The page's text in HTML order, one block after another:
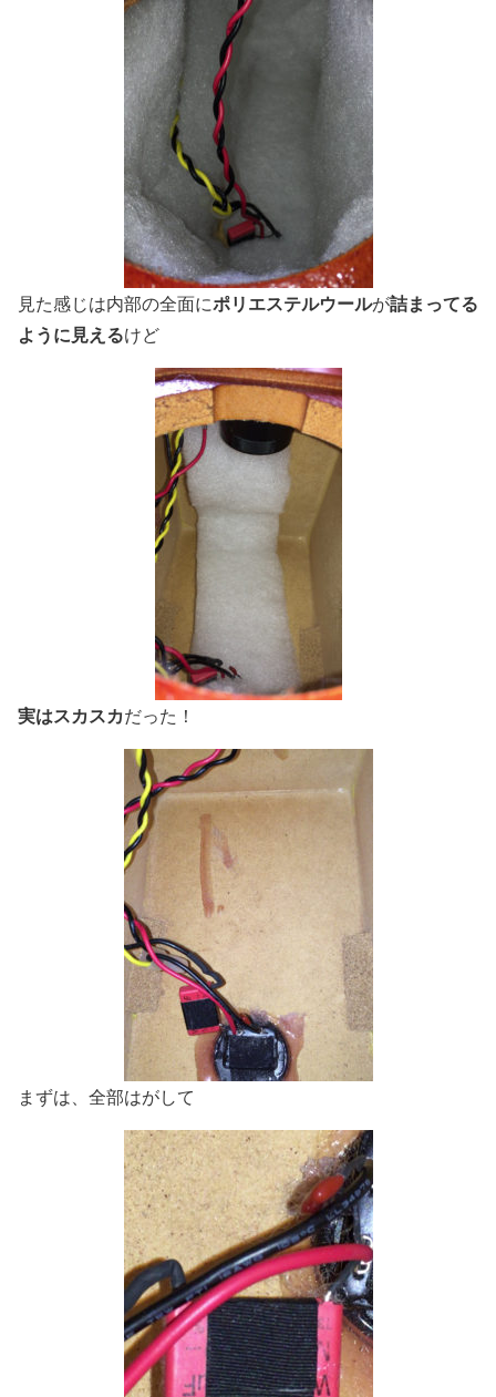
見た感じは内部の全面にポリエステルウールが詰まってる
ように見えるけど
実はスカスカだった！
まずは、全部はがして